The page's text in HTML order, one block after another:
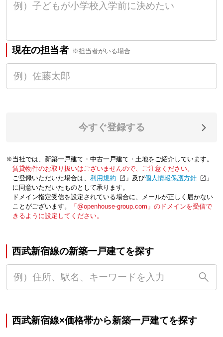
現在の担当者 ※担当者がいる場合
今すぐ登録する
※当社では、新築一戸建て・中古一戸建て・土地をご紹介しています。
賃貸物件のお取り扱いはございませんので、ご注意ください。
ご登録いただいた場合は、「利用規約 」及び「個人情報保護方針
」
に同意いただいたものとして承ります。
ドメイン指定受信を設定されている場合に、メールが正しく届かない
ことがございます。
「@openhouse-group.com」のドメインを受信で
きるように設定してください。
西武新宿線の新築一戸建てを探す
西武新宿線×価格帯から新築一戸建てを探す